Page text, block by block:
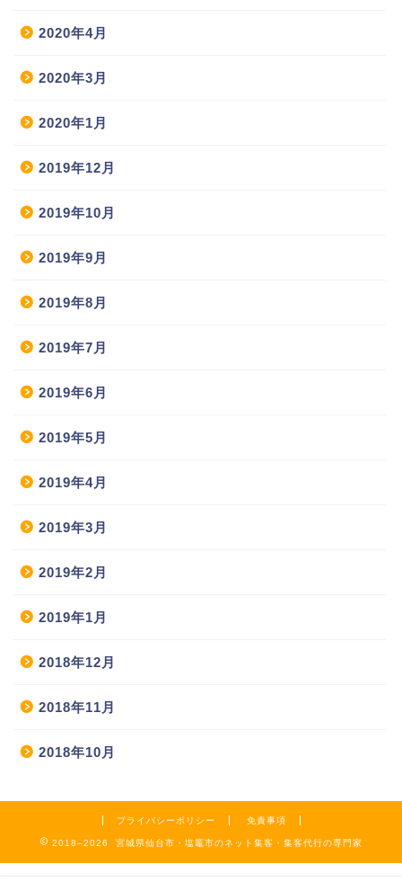
2020年4月
2020年3月
2020年1月
2019年12月
2019年10月
2019年9月
2019年8月
2019年7月
2019年6月
2019年5月
2019年4月
2019年3月
2019年2月
2019年1月
2018年12月
2018年11月
2018年10月
プライバシーポリシー 免責事項
2018–2026 宮城県仙台市・塩竈市のネット集客・集客代行の専門家